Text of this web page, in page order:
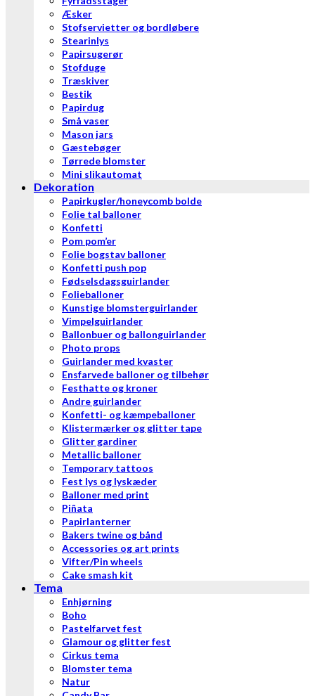
Æsker
Stofservietter og bordløbere
Stearinlys
Papirsugerør
Stofduge
Træskiver
Bestik
Papirdug
Små vaser
Mason jars
Gæstebøger
Tørrede blomster
Mini slikautomat
Dekoration
Papirkugler/honeycomb bolde
Folie tal balloner
Konfetti
Pom pom’er
Folie bogstav balloner
Konfetti push pop
Fødselsdagsguirlander
Folieballoner
Kunstige blomsterguirlander
Vimpelguirlander
Ballonbuer og ballonguirlander
Photo props
Guirlander med kvaster
Ensfarvede balloner og tilbehør
Festhatte og kroner
Andre guirlander
Konfetti- og kæmpeballoner
Klistermærker og glitter tape
Glitter gardiner
Metallic balloner
Temporary tattoos
Fest lys og lyskæder
Balloner med print
Piñata
Papirlanterner
Bakers twine og bånd
Accessories og art prints
Vifter/Pin wheels
Cake smash kit
Tema
Enhjørning
Boho
Pastelfarvet fest
Glamour og glitter fest
Cirkus tema
Blomster tema
Natur